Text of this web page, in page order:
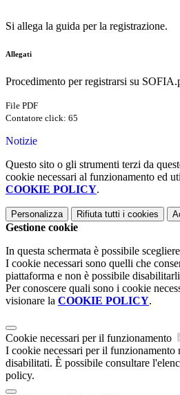
Si allega la guida per la registrazione.
Allegati
Procedimento per registrarsi su
File PDF
Contatore click: 65
Notizie
Questo sito o gli strumenti terzi da
cookie necessari al funzionamento ed
COOKIE POLICY.
Personalizza Rifiuta tutti i cookies
Gestione cookie
In questa schermata è possibile
I cookie necessari sono quelli che
piattaforma e non è possibile
Per conoscere quali sono i cookie
visionare la COOKIE POLICY.
Cookie necessari per il funzionamento
I cookie necessari per il funzionamento
disabilitati. È possibile consultare
policy.